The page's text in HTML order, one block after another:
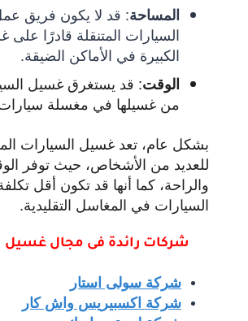
المساحة: قد لا يكون فريق
السيارات المتنقلة قادرًا
الكبيرة في الأماكن الضيقة.
الوقت: قد يستغرق غسيل
من غسيلها في مغسلة سيارات
بشكل عام، تعد غسيل السيارات
للعديد من الأشخاص، حيث توفر
والراحة، كما أنها قد تكون أقل
السيارات في المغاسل التقليدية.
شركات رائدة فى مجال غسيل
شركة سولى استار
شركة اكسبيريس واش كار